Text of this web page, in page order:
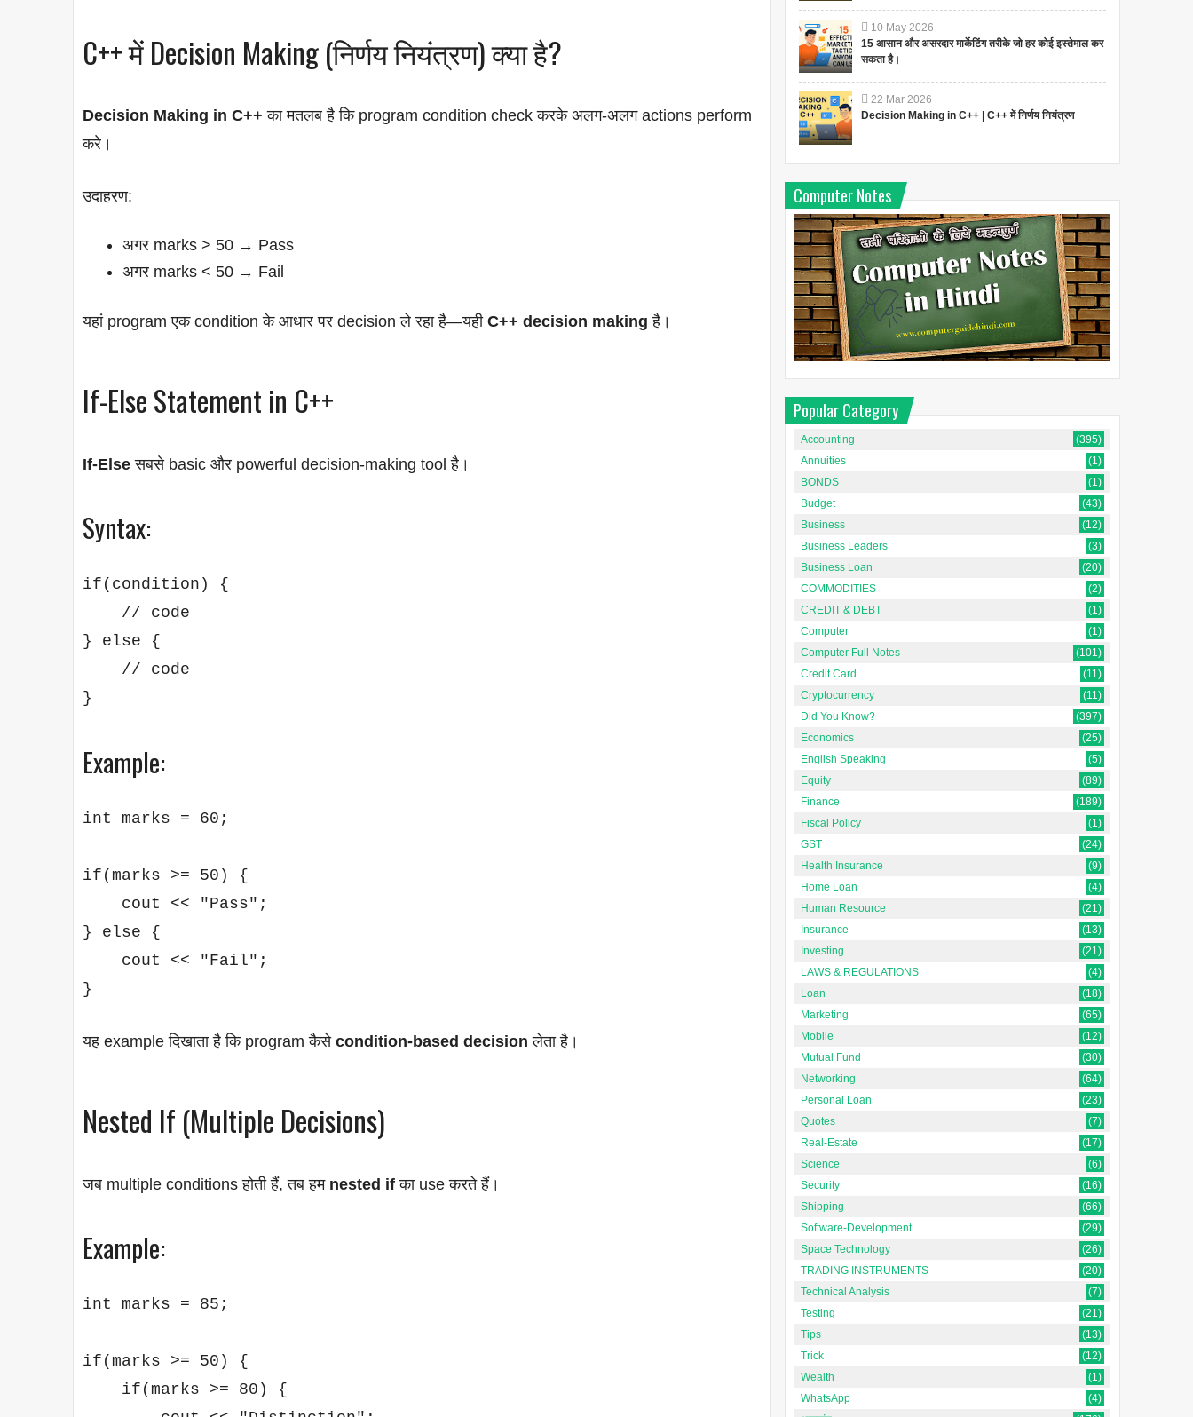
C++ में Decision Making (निर्णय नियंत्रण) क्या है?
Decision Making in C++ का मतलब है कि program condition check करके अलग-अलग actions perform
करे।
उदाहरण:
अगर marks > 50 → Pass
अगर marks < 50 → Fail
यहां program एक condition के आधार पर decision ले रहा है—यही C++ decision making है।
If-Else Statement in C++
If-Else सबसे basic और powerful decision-making tool है।
Syntax:
if(condition) {
    // code
} else {
    // code
Example:
int marks = 60;
if(marks >= 50) {
    cout << "Pass";
} else {
    cout << "Fail";
यह example दिखाता है कि program कैसे condition-based decision लेता है।
Nested If (Multiple Decisions)
जब multiple conditions होती हैं, तब हम nested if का use करते हैं।
Example:
int marks = 85;
if(marks >= 50) {
    if(marks >= 80) {
10 May 2026
15 आसान और असरदार मार्केटिंग तरीके जो हर कोई इस्तेमाल कर
सकता है।
22 Mar 2026
Decision Making in C++ | C++ में निर्णय नियंत्रण
Computer Notes
Popular Category
Accounting
(395)
Annuities
(1)
BONDS
(1)
Budget
(43)
Business
(12)
Business Leaders
(3)
Business Loan
(20)
COMMODITIES
(2)
CREDIT & DEBT
(1)
Computer
(1)
Computer Full Notes
(101)
Credit Card
(11)
Cryptocurrency
(11)
Did You Know?
(397)
Economics
(25)
English Speaking
(5)
Equity
(89)
Finance
(189)
Fiscal Policy
(1)
GST
(24)
Health Insurance
(9)
Home Loan
(4)
Human Resource
(21)
Insurance
(13)
Investing
(21)
LAWS & REGULATIONS
(4)
Loan
(18)
Marketing
(65)
Mobile
(12)
Mutual Fund
(30)
Networking
(64)
Personal Loan
(23)
Quotes
(7)
Real-Estate
(17)
Science
(6)
Security
(16)
Shipping
(66)
Software-Development
(29)
Space Technology
(26)
TRADING INSTRUMENTS
(20)
Technical Analysis
(7)
Testing
(21)
Tips
(13)
Trick
(12)
Wealth
(1)
WhatsApp
(4)